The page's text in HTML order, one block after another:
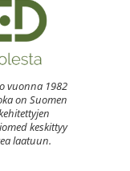
vuonna 1982
on Suomen
keskittyy
laatuun.